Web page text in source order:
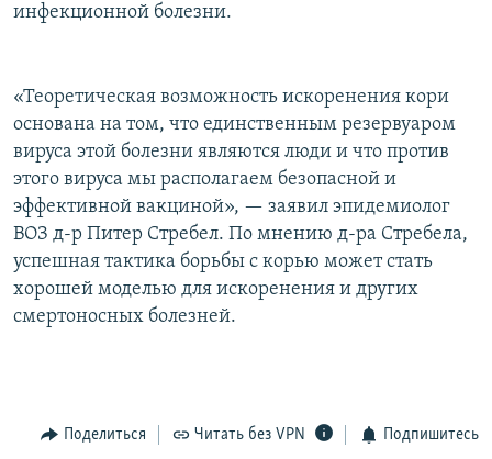
инфекционной болезни.
«Теоретическая возможность искоренения кори
основана на том, что единственным резервуаром
вируса этой болезни являются люди и что против
этого вируса мы располагаем безопасной и
эффективной вакциной», — заявил эпидемиолог
ВОЗ д-р Питер Стребел. По мнению д-ра Стребела,
успешная тактика борьбы с корью может стать
хорошей моделью для искоренения и других
смертоносных болезней.
Поделиться Читать без VPN Подпишитесь